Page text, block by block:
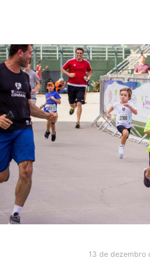
13 de dezembro